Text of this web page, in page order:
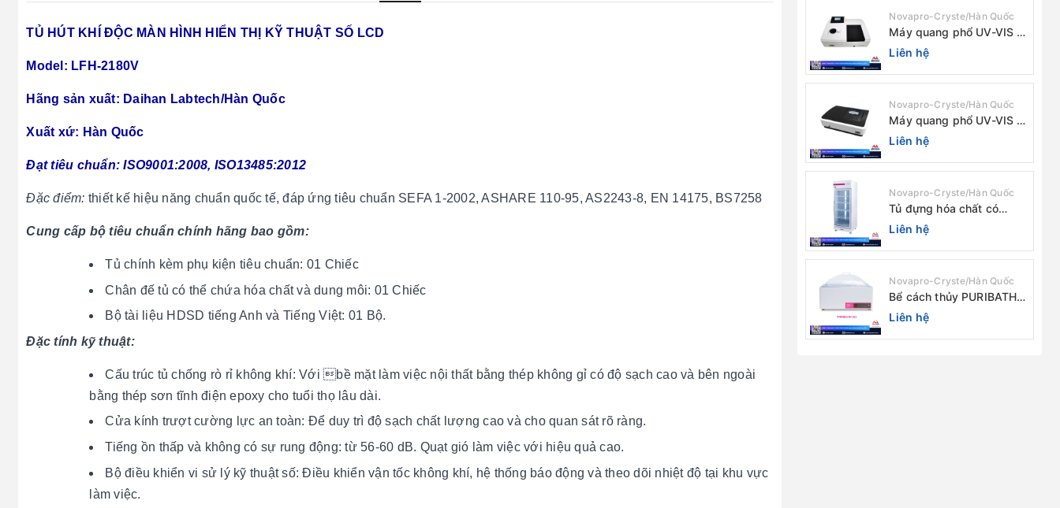
TỦ HÚT KHÍ ĐỘC MÀN HÌNH HIỂN THỊ KỸ THUẬT SỐ LCD
Model: LFH-2180V
Hãng sản xuất: Daihan Labtech/Hàn Quốc
Xuất xứ: Hàn Quốc
Đạt tiêu chuẩn: ISO9001:2008, ISO13485:2012
Đặc điểm: thiết kế hiệu năng chuẩn quốc tế, đáp ứng tiêu chuẩn SEFA 1-2002, ASHARE 110-95, AS2243-8, EN 14175, BS7258
Cung cấp bộ tiêu chuẩn chính hãng bao gồm:
Tủ chính kèm phụ kiện tiêu chuẩn: 01 Chiếc
Chân đế tủ có thể chứa hóa chất và dung môi: 01 Chiếc
Bộ tài liệu HDSD tiếng Anh và Tiếng Việt: 01 Bộ.
Đặc tính kỹ thuật:
Cấu trúc tủ chống rò rỉ không khí: Với bề mặt làm việc nội thất bằng thép không gỉ có độ sạch cao và bên ngoài
bằng thép sơn tĩnh điện epoxy cho tuổi thọ lâu dài.
Cửa kính trượt cường lực an toàn: Để duy trì độ sạch chất lượng cao và cho quan sát rõ ràng.
Tiếng ồn thấp và không có sự rung động: từ 56-60 dB. Quạt gió làm việc với hiệu quả cao.
Bộ điều khiển vi sử lý kỹ thuật số: Điều khiển vận tốc không khí, hệ thống báo động và theo dõi nhiệt độ tại khu vực
làm việc.
Novapro-Cryste/Hàn Quốc
Máy quang phổ UV-VIS 1
chùm tia (độ rộng phổ
4nm) E-1000UV / Peak
Liên hệ
Novapro-Cryste/Hàn Quốc
Máy quang phổ UV-VIS 2
chùm tia Model: C-7200 /
Peak
Liên hệ
Novapro-Cryste/Hàn Quốc
Tủ đựng hóa chất có
màng lọc PURICIRCUL
600 AIRTIGHT Novapro-
Cryste/Hàn Quốc
Liên hệ
Novapro-Cryste/Hàn Quốc
Bể cách thủy PURIBATH
22 Novapro-Cryste/Hàn
Quốc
Liên hệ